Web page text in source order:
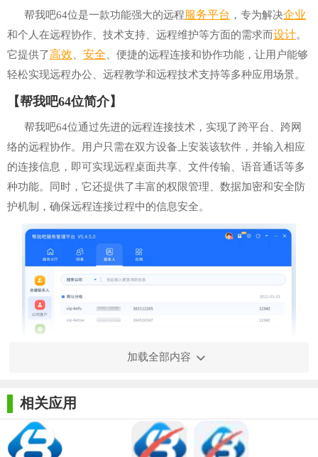
帮我吧64位是一款功能强大的远程服务平台 ，专为解决企业
和个人在远程协作、技术支持、远程维护等方面的需求而设计。
它提供了高效 安全 、便捷的远程连接和协作功能，让用户能够
轻松实现远程办公、远程教学和远程技术支持等多种应用场景。
【帮我吧64位简介】
帮我吧64位通过先进的远程连接技术，实现了跨平台、跨网
络的远程协作。用户只需在双方设备上安装该软件，并输入相应
的连接信息，即可实现远程桌面共享、文件传输、语音通话等多
种功能。同时，它还提供了丰富的权限管理、数据加密和安全防
护机制，确保远程连接过程中的信息安全。
【帮我吧64位特色】
1. 高效协作：支持多人同时在线协作，实现实时屏幕共享、
加载全部内容
相关应用